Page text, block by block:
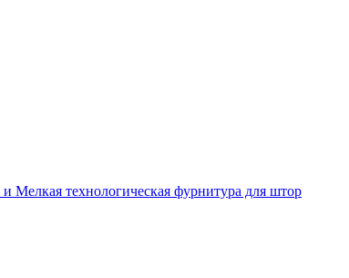
Мелкая технологическая фурнитура для штор